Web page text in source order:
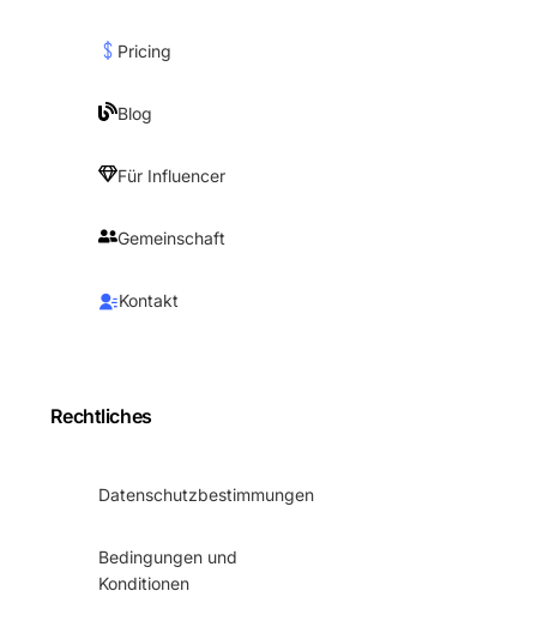
Pricing
Blog
Für Influencer
Gemeinschaft
Kontakt
Rechtliches
Datenschutzbestimmungen
Bedingungen und
Konditionen